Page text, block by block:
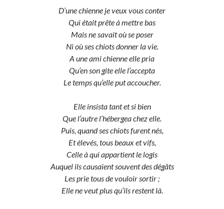
D’une chienne je veux vous conter
Qui était prête à mettre bas
Mais ne savait où se poser
Ni où ses chiots donner la vie.
A une ami chienne elle pria
Qu’en son gite elle l’accepta
Le temps qu’elle put accoucher.
Elle insista tant et si bien
Que l’autre l’hébergea chez elle.
Puis, quand ses chiots furent nés,
Et élevés, tous beaux et vifs,
Celle à qui appartient le logis
Auquel ils causaient souvent des dégâts
Les prie tous de vouloir sortir ;
Elle ne veut plus qu’ils restent là.